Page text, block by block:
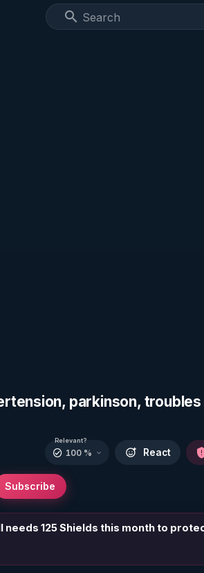
parkinson,
Subscribe
Relevant?
100 % React
needs 125 Shields this month to